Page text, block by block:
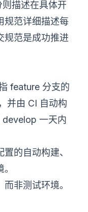
描述在具体开
规范详细描述每
规范是成功推进
feature 分支的
并由 CI 自动构
develop 一天内
的自动构建、
非测试环境。